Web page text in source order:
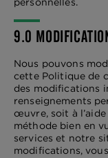
9.0
Nous pouvons
cette Politique de
des modifications
renseignements
œuvre, soit à l’aide
méthode bien en
services et notre
modifications,